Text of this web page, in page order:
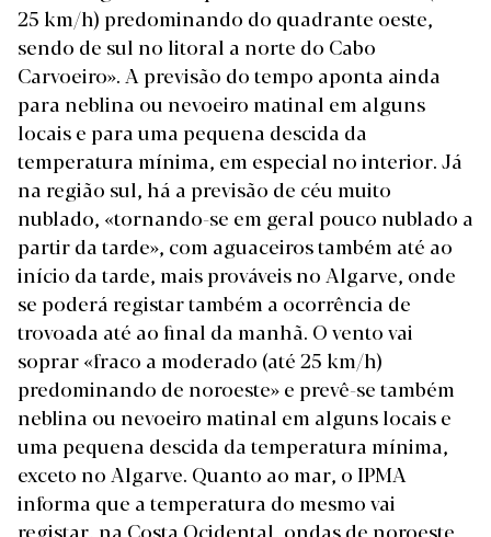
25 km/h) predominando do quadrante oeste,
sendo de sul no litoral a norte do Cabo
Carvoeiro». A previsão do tempo aponta ainda
para neblina ou nevoeiro matinal em alguns
locais e para uma pequena descida da
temperatura mínima, em especial no interior. Já
na região sul, há a previsão de céu muito
nublado, «tornando-se em geral pouco nublado a
partir da tarde», com aguaceiros também até ao
início da tarde, mais prováveis no Algarve, onde
se poderá registar também a ocorrência de
trovoada até ao final da manhã. O vento vai
soprar «fraco a moderado (até 25 km/h)
predominando de noroeste» e prevê-se também
neblina ou nevoeiro matinal em alguns locais e
uma pequena descida da temperatura mínima,
exceto no Algarve. Quanto ao mar, o IPMA
informa que a temperatura do mesmo vai
registar, na Costa Ocidental, ondas de noroeste